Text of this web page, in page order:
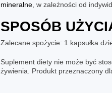
mineralne , w zależności od
SPOSÓB
Zalecane spożycie: 1 kapsułka
Suplement diety nie może być
żywienia. Produkt przeznaczony